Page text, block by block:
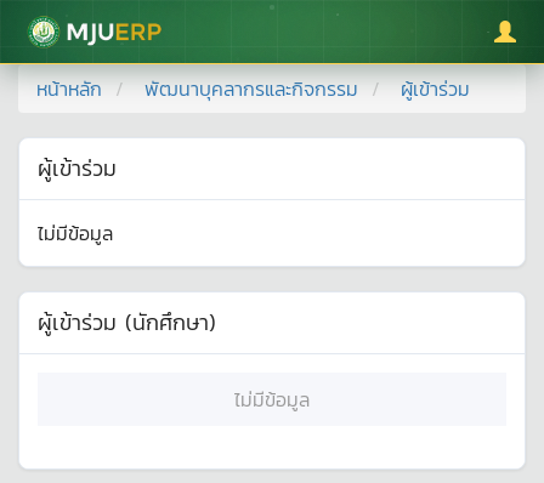
มหาวิทยาลัยแม่โจ้
หน้าหลัก พัฒนาบุคลากรและกิจกรรม ผู้เข้าร่วม
ผู้เข้าร่วม
ไม่มีข้อมูล
ผู้เข้าร่วม (นักศึกษา)
ไม่มีข้อมูล